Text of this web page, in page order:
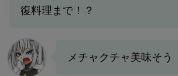
復料理まで！？
メチャクチャ美味そう